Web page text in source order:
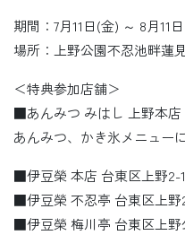
期間：7月11日(金) ～ 8月11
場所：上野公園不忍池畔蓮
＜特典参加店舗＞
■あんみつ みはし 上野本
あんみつ、かき氷メニュー
■伊豆榮 本店 台東
■伊豆榮 不忍亭 台東区上野
■伊豆榮 梅川亭 台東区上野